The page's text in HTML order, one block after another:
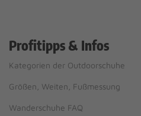
Profitipps & Infos
Kategorien der Outdoorschuhe
Größen, Weiten, Fußmessung
Wanderschuhe FAQ